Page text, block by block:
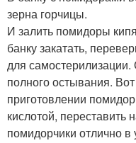
зерна горчицы.
И залить помидоры
банку закатать,
для
полного остывания.
приготовлении
кислотой, переставить
помидорчики отлично в